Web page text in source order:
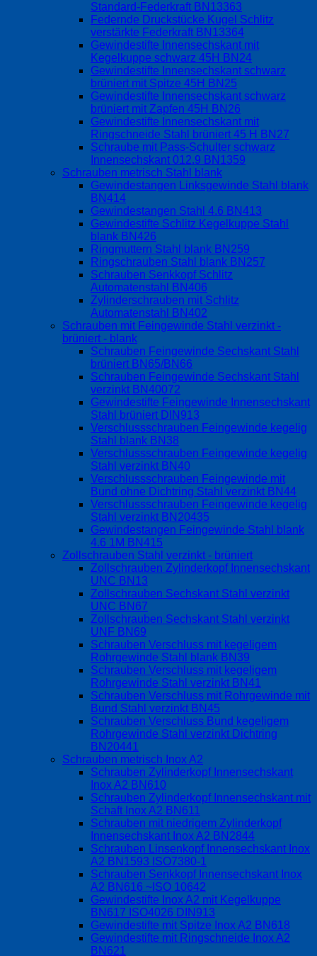
Standard-Federkraft BN13363
Federnde Druckstücke Kugel Schlitz
verstärkte Federkraft BN13364
Gewindestifte Innensechskant mit
Kegelkuppe schwarz 45H BN24
Gewindestifte Innensechskant schwarz
brüniert mit Spitze 45H BN25
Gewindestifte Innensechskant schwarz
brüniert mit Zapfen 45H BN26
Gewindestifte Innensechskant mit
Ringschneide Stahl brüniert 45 H BN27
Schraube mit Pass-Schulter schwarz
Innensechskant 012.9 BN1359
Schrauben metrisch Stahl blank
Gewindestangen Linksgewinde Stahl blank
BN414
Gewindestangen Stahl 4.6 BN413
Gewindestifte Schlitz Kegelkuppe Stahl
blank BN426
Ringmuttern Stahl blank BN259
Ringschrauben Stahl blank BN257
Schrauben Senkkopf Schlitz
Automatenstahl BN406
Zylinderschrauben mit Schlitz
Automatenstahl BN402
Schrauben mit Feingewinde Stahl verzinkt -
brüniert - blank
Schrauben Feingewinde Sechskant Stahl
brüniert BN65/BN66
Schrauben Feingewinde Sechskant Stahl
verzinkt BN40072
Gewindestifte Feingewinde Innensechskant
Stahl brüniert DIN913
Verschlussschrauben Feingewinde kegelig
Stahl blank BN38
Verschlussschrauben Feingewinde kegelig
Stahl verzinkt BN40
Verschlussschrauben Feingewinde mit
Bund ohne Dichtring Stahl verzinkt BN44
Verschlussschrauben Feingewinde kegelig
Stahl verzinkt BN20435
Gewindestangen Feingewinde Stahl blank
4.6 1M BN415
Zollschrauben Stahl verzinkt - brüniert
Zollschrauben Zylinderkopf Innensechskant
UNC BN13
Zollschrauben Sechskant Stahl verzinkt
UNC BN67
Zollschrauben Sechskant Stahl verzinkt
UNF BN69
Schrauben Verschluss mit kegeligem
Rohrgewinde Stahl blank BN39
Schrauben Verschluss mit kegeligem
Rohrgewinde Stahl verzinkt BN41
Schrauben Verschluss mit Rohrgewinde mit
Bund Stahl verzinkt BN45
Schrauben Verschluss Bund kegeligem
Rohrgewinde Stahl verzinkt Dichtring
BN20441
Schrauben metrisch Inox A2
Schrauben Zylinderkopf Innensechskant
Inox A2 BN610
Schrauben Zylinderkopf Innensechskant mit
Schaft Inox A2 BN611
Schrauben mit niedrigem Zylinderkopf
Innensechskant Inox A2 BN2844
Schrauben Linsenkopf Innensechskant Inox
A2 BN1593 ISO7380-1
Schrauben Senkkopf Innensechskant Inox
A2 BN616 ~ISO 10642
Gewindestifte Inox A2 mit Kegelkuppe
BN617 ISO4026 DIN913
Gewindestifte mit Spitze Inox A2 BN618
Gewindestifte mit Ringschneide Inox A2
BN621